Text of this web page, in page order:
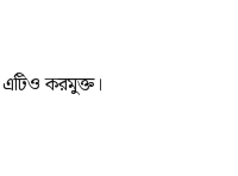
এটিও করমুক্ত।